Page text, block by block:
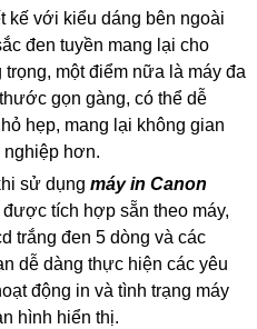
kế với kiểu dáng bên ngoài
đen tuyền mang lại cho
một điểm nữa là máy đa
gọn gàng, có thể dễ
hẹp, mang lại không gian
nghiệp hơn.
sử dụng máy in Canon
tích hợp sẵn theo máy,
trắng đen 5 dòng và các
dễ dàng thực hiện các yêu
động in và tình trạng máy
hình hiển thị.